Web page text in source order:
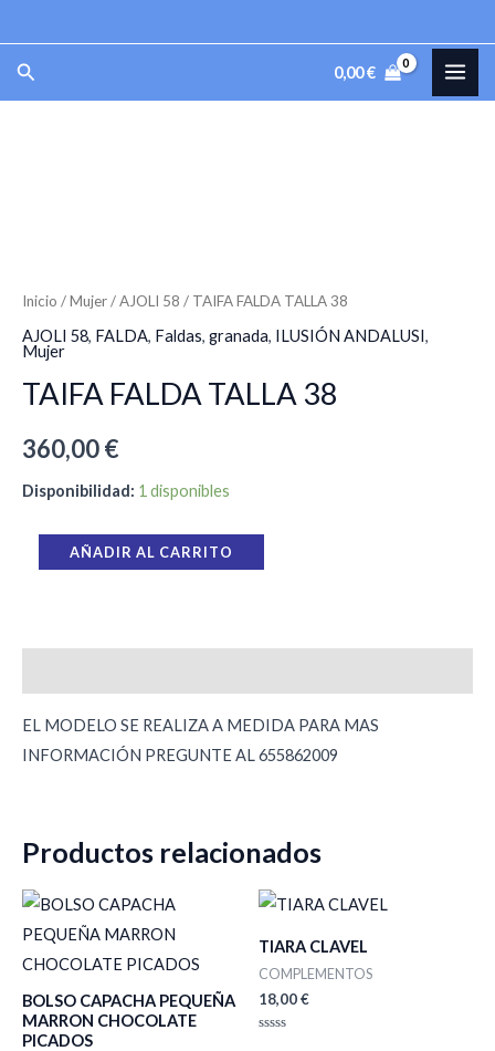
al
contenido
Buscar 0,00€
Inicio /Mujer/AJOLI 58 / TAIFA FALDA TALLA 38
AJOLI 58, FALDA, Faldas, granada, ILUSIÓN ANDALUSI ,
Mujer
TAIFA FALDA TALLA 38
360,00€
Disponibilidad: 1 disponibles
AÑADIR AL CARRITO
EL MODELO SE REALIZA A MEDIDA PARA MAS
INFORMACIÓN PREGUNTE AL 655862009
Productos relacionados
BOLSO CAPACHA PEQUEÑA
MARRON CHOCOLATE
PICADOS
TIARA CLAVEL
COMPLEMENTOS
18,00€
cantidad